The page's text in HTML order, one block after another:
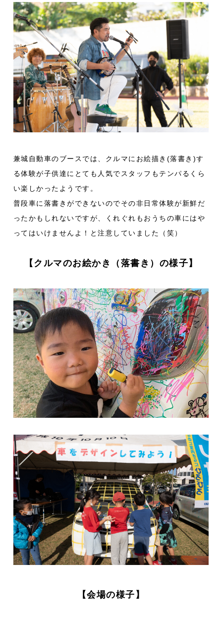
兼城自動車のブースでは、クルマにお絵描き(落書き)す
る体験が子供達にとても人気でスタッフもテンパるくら
い楽しかったようです。
普段車に落書きができないのでその非日常体験が新鮮だ
ったかもしれないですが、くれぐれもおうちの車にはや
ってはいけませんよ！と注意していました（笑）
【クルマのお絵かき（落書き）の様子】
【会場の様子】